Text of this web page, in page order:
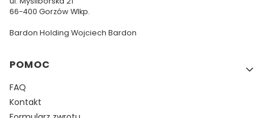
66-400 Gorzów Wlkp.
Bardon Holding Wojciech Bardon
Linki w stopce
POMOC
FAQ
Kontakt